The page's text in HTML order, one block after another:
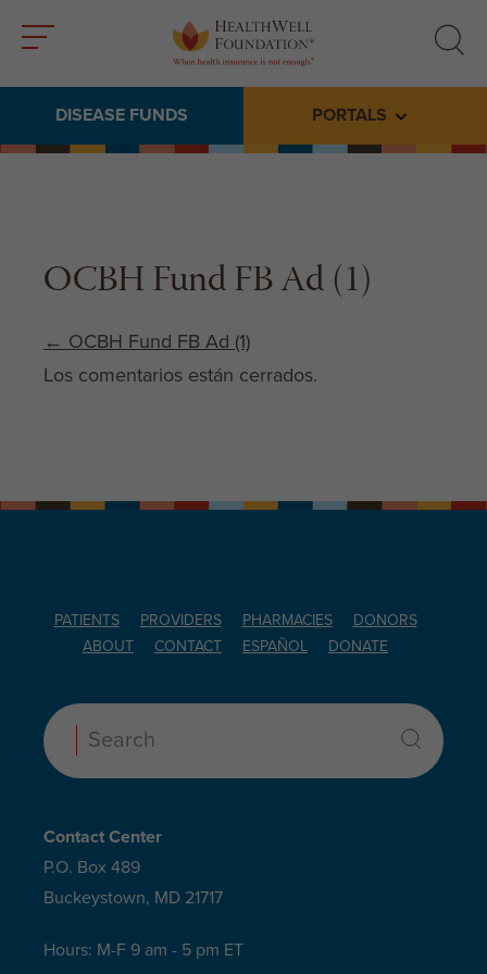
search
DISEASE FUNDS PORTALS Toggle
OCBH Fund FB Ad (1)
Post navigation
← OCBH Fund FB Ad (1)
Los comentarios están cerrados.
PATIENTS PROVIDERS PHARMACIES
DONORS
ABOUT
CONTACT ESPAÑOL DONATE
Search:
Contact Center
P.O. Box 489
Buckeystown, MD 21717
Hours: M-F 9 am - 5 pm ET